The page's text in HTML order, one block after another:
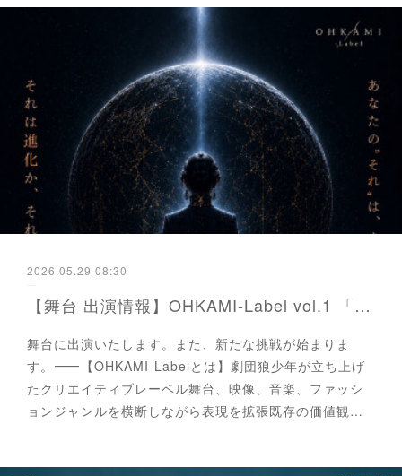
2026.05.29 08:30
【舞台 出演情報】OHKAMI-Label vol.1 「元祖惑星地球」〜この星から消えたもの〜
舞台に出演いたします。また、新たな挑戦が始まりま
す。⸻【OHKAMI-Labelとは】劇団狼少年が立ち上げ
たクリエイティブレーベル舞台、映像、音楽、ファッシ
ョンジャンルを横断しながら表現を拡張既存の価値観…